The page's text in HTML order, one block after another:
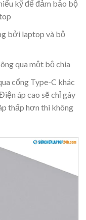
kỹ để đảm bảo bộ
bởi laptop và bộ
qua một bộ chia
cổng Type-C khác
áp cao sẽ chỉ gây
thấp hơn thì không